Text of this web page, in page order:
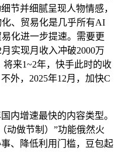
节并细腻呈现人物情感，
、贸易化是几乎所有AI
化进一步提速。需要更
实现月收入冲破2000万
来1~2年，快手此时的收
外，2025年12月，加快C
增速最快的内容类型。
动做节制）”功能俄然火
、降低利用门槛，豆包起